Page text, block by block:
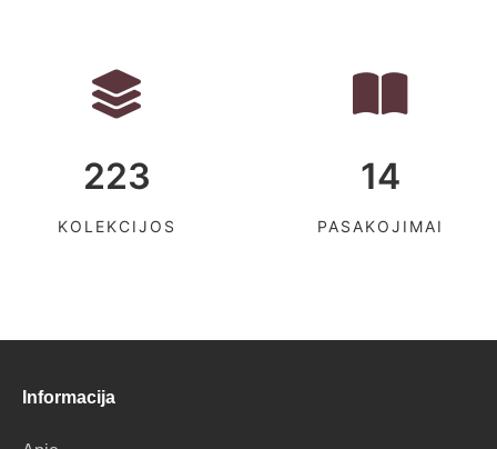
223
KOLEKCIJOS
14
PASAKOJIMAI
Informacija